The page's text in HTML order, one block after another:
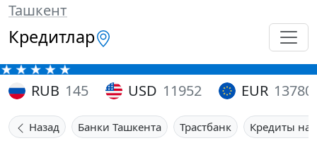
Ташкент
Кредитлар
RUB 145 USD 11952 EUR 13780
Назад Банки Ташкента Трастбанк Кредиты на